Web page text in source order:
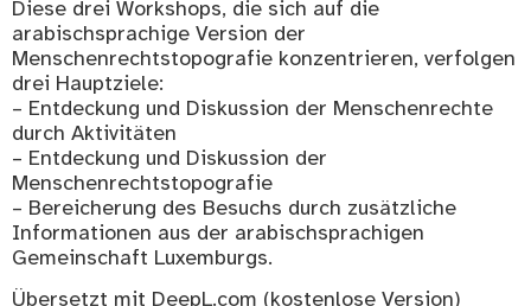
Diese drei Workshops, die sich auf die
arabischsprachige Version der
Menschenrechtstopografie konzentrieren, verfolgen
drei Hauptziele:
– Entdeckung und Diskussion der Menschenrechte
durch Aktivitäten
– Entdeckung und Diskussion der
Menschenrechtstopografie
– Bereicherung des Besuchs durch zusätzliche
Informationen aus der arabischsprachigen
Gemeinschaft Luxemburgs.
Übersetzt mit DeepL.com (kostenlose Version)